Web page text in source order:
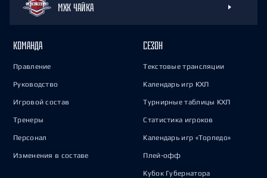
МХК ЧАЙКА
КОМАНДА
Правление
Руководство
Игровой состав
Тренеры
Персонал
Изменения в составе
СЕЗОН
Текстовые трансляции
Календарь игр КХЛ
Турнирные таблицы КХЛ
Статистика игроков
Календарь игр «Торпедо»
Плей-офф
Кубок Губернатора